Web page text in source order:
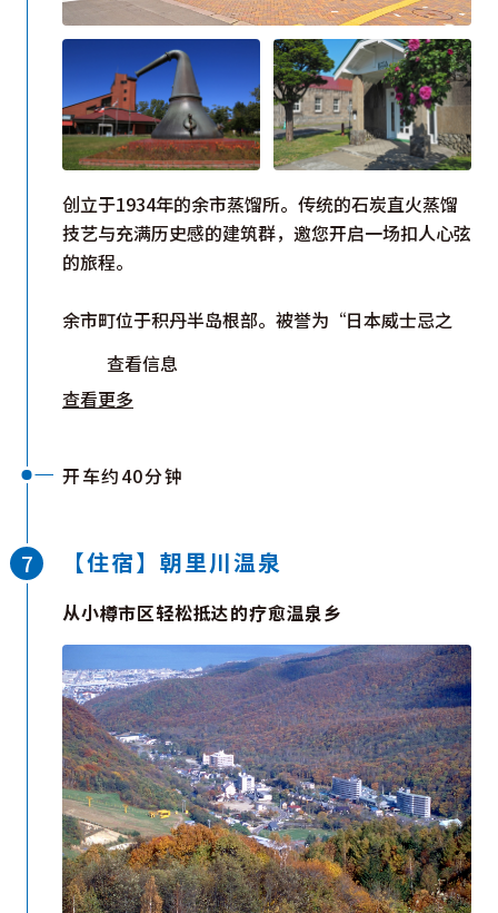
创立于1934年的余市蒸馏所。传统的石炭直火蒸馏
技艺与充满历史感的建筑群，邀您开启一场扣人心弦
的旅程。
余市町位于积丹半岛根部。被誉为“日本威士忌之
的理想乡 。园区内，10栋被列为国家登录有形文化
财的建筑保留着当年的风貌，包括整齐排列着赤铜色
等 。踏入其中，映衬着绿色草坪的鲜红屋顶，以及
使用余市特产软石建造的稳重石造建筑鳞次栉比，散
这里至今仍坚守着世界上罕见的“石炭直火蒸馏”传
响的火星声与带有热度的空气波动，无不诉说着传统
的生命力。漫步园内，空气中飘荡着潮水气息，并混
杂着从熟成酒桶中溢出的名为“天使的份额”的甘甜
NIKKA博物馆感受历史的厚重感，随后在清新的空
气中欣赏威士忌呈现出的琥珀色光泽。这是一个能让
您忘却时光，全身心领略北国大地恩赐的特别之地。
查看信息
查看更多
开车约40分钟
【住宿】朝里川温泉
从小樽市区轻松抵达的疗愈温泉乡